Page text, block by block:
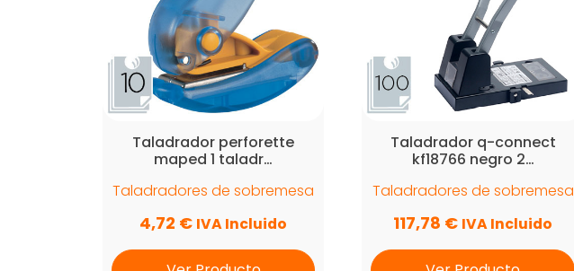
Taladrador perforette
maped 1 taladr…
Taladradores de sobremesa
4,72 € IVA Incluido
Taladrador q-connect
kf18766 negro 2…
Taladradores de sobremesa
117,78 € IVA Incluido